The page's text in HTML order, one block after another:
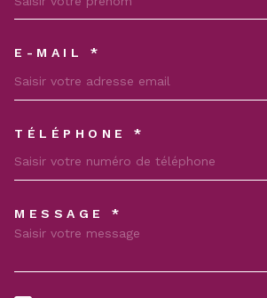
E-MAIL *
TÉLÉPHONE *
MESSAGE *